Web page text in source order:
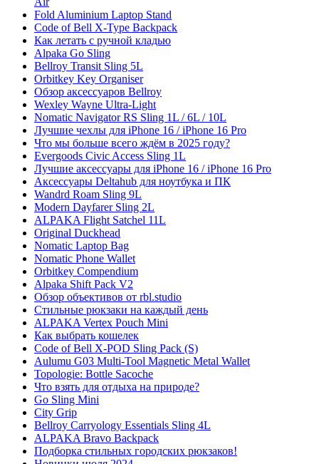
Fold Aluminium Laptop Stand
Code of Bell X-Type Backpack
Как летать с ручной кладью
Alpaka Go Sling
Bellroy Transit Sling 5L
Orbitkey Key Organiser
Обзор аксессуаров Bellroy
Wexley Wayne Ultra-Light
Nomatic Navigator RS Sling 1L / 6L / 10L
Лучшие чехлы для iPhone 16 / iPhone 16 Pro
Что мы больше всего ждём в 2025 году?
Evergoods Civic Access Sling 1L
Лучшие аксессуары для iPhone 16 / iPhone 16 Pro
Аксессуары Deltahub для ноутбука и ПК
Wandrd Roam Sling 9L
Modern Dayfarer Sling 2L
ALPAKA Flight Satchel 11L
Original Duckhead
Nomatic Laptop Bag
Nomatic Phone Wallet
Orbitkey Compendium
Alpaka Shift Pack V2
Обзор объективов от rbl.studio
Стильные рюкзаки на каждый день
ALPAKA Vertex Pouch Mini
Как выбрать кошелек
Code of Bell X-POD Sling Pack (S)
Aulumu G03 Multi-Tool Magnetic Metal Wallet
Topologie: Bottle Sacoche
Что взять для отдыха на природе?
Go Sling Mini
City Grip
Bellroy Carryology Essentials Sling 4L
ALPAKA Bravo Backpack
Подборка стильных городских рюкзаков!